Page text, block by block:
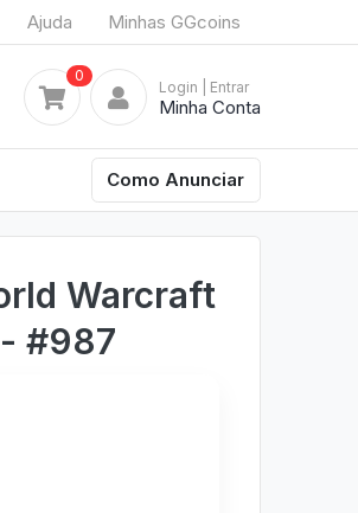
Ajuda Minhas GGcoins
0
Login | Entrar
Minha Conta
Como Anunciar
Warcraft
#987